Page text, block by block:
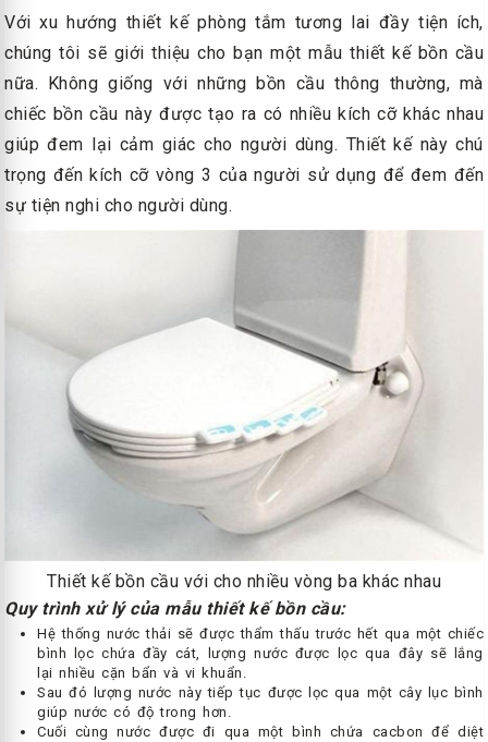
Với xu hướng thiết kế phòng tắm tương lai đầy tiện ích,
chúng tôi sẽ giới thiệu cho bạn một mẫu thiết kế bồn cầu
nữa. Không giống với những bồn cầu thông thường, mà
chiếc bồn cầu này được tạo ra có nhiều kích cỡ khác nhau
giúp đem lại cảm giác cho người dùng. Thiết kế này chú
trọng đến kích cỡ vòng 3 của người sử dụng để đem đến
sự tiện nghi cho người dùng.
Thiết kế bồn cầu với cho nhiều vòng ba khác nhau
Quy trình xử lý của mẫu thiết kế bồn cầu:
Hệ thống nước thải sẽ được thẩm thấu trước hết qua một chiếc
bình lọc chứa đầy cát, lượng nước được lọc qua đây sẽ lắng
lại nhiều cặn bẩn và vi khuẩn.
Sau đó lượng nước này tiếp tục được lọc qua một cây lục bình
giúp nước có độ trong hơn.
Cuối cùng nước được đi qua một bình chứa cacbon để diệt